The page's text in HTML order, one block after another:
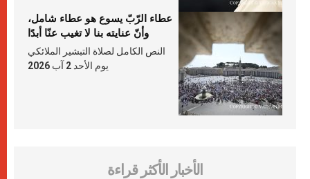
عطاء الرّبّ يسوع هو عطاء شامل،
وأنّ عنايته بنا لا تغيب عنّا أبدًا
النص الكامل لصلاة التبشير الملائكي
يوم الأحد 2 آب 2026
الأخبار الأكثر قراءة